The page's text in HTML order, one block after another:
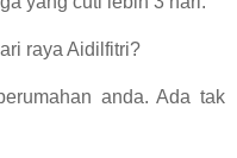
raya Aidilfitri?
anda. Ada tak